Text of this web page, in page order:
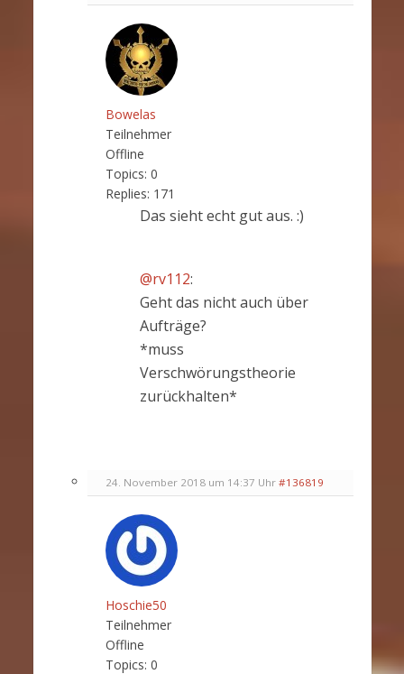
Bowelas
Teilnehmer
Offline
Topics: 0
Replies: 171
Das sieht echt gut aus. :)
@rv112:
Geht das nicht auch über
Aufträge?
*muss
Verschwörungstheorie
zurückhalten*
24. November 2018 um 14:37 Uhr #136819
Hoschie50
Teilnehmer
Offline
Topics: 0